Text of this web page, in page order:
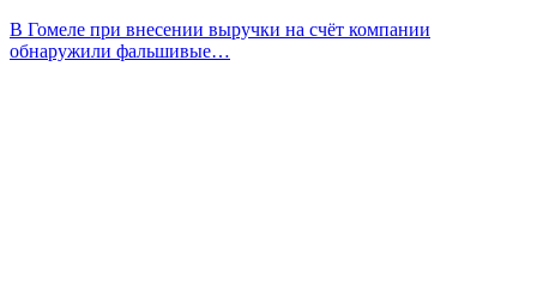
В Гомеле при внесении выручки на счёт компании
обнаружили фальшивые…